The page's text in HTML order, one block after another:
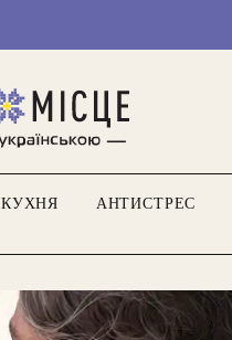
КУХНЯ АНТИСТРЕС